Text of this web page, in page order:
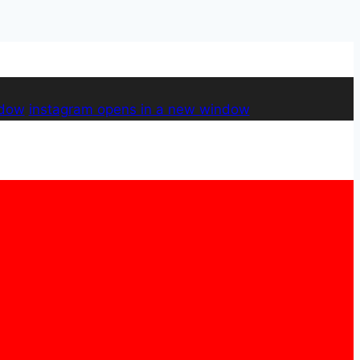
instagram opens in a new window